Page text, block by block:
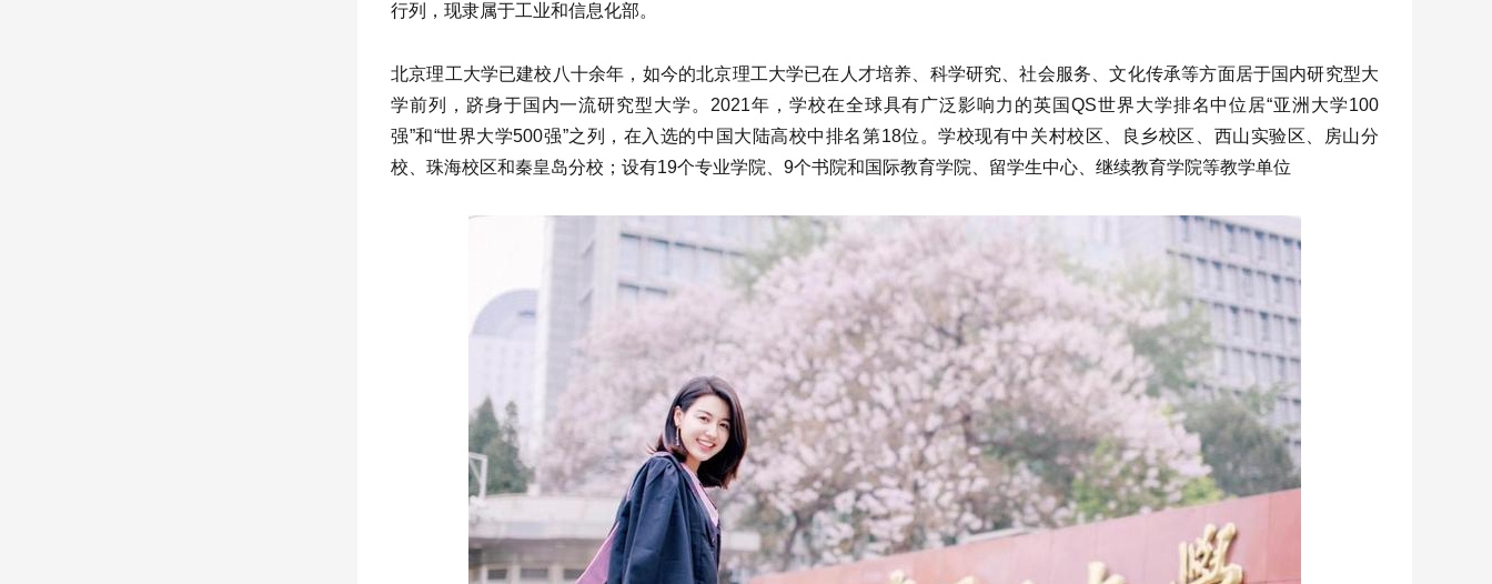
行列，现隶属于工业和信息化部。
北京理工大学已建校八十余年，如今的北京理工大学已在人才培养、科学研究、社会服务、文化传承等方面居于国内研究型大
学前列，跻身于国内一流研究型大学。2021年，学校在全球具有广泛影响力的英国QS世界大学排名中位居“亚洲大学100
强”和“世界大学500强”之列，在入选的中国大陆高校中排名第18位。学校现有中关村校区、良乡校区、西山实验区、房山分
校、珠海校区和秦皇岛分校；设有19个专业学院、9个书院和国际教育学院、留学生中心、继续教育学院等教学单位